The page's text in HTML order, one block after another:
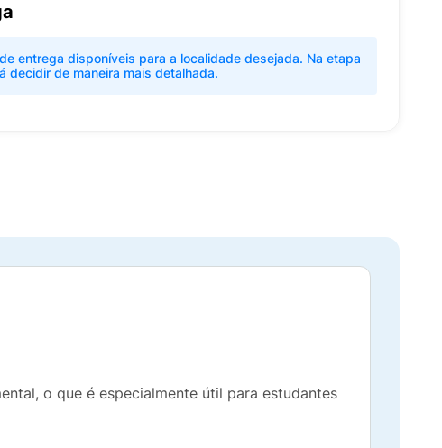
entrega disponíveis para a localidade desejada. Na etapa
decidir de maneira mais detalhada.
o que é especialmente útil para estudantes